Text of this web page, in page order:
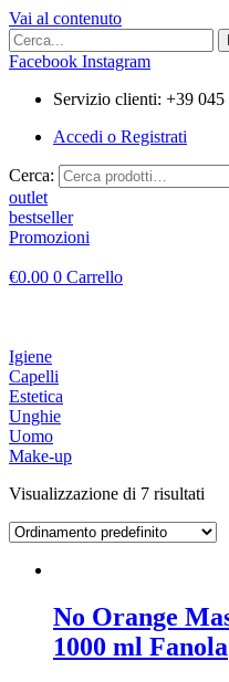
Vai al contenuto
Facebook Instagram
Servizio clienti: +39 045
Accedi o Registrati
Cerca:
outlet
bestseller
Promozioni
€0.00 0 Carrello
Igiene
Capelli
Estetica
Unghie
Uomo
Make-up
Visualizzazione di 7 risultati
No Orange
1000 ml Fanola